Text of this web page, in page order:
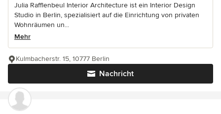
Julia Rafflenbeul Interior Architecture ist ein Interior Design
Studio in Berlin, spezialisiert auf die Einrichtung von privaten
Wohnräumen un...
Mehr
Nachricht
Kulmbacherstr. 15, 10777 Berlin